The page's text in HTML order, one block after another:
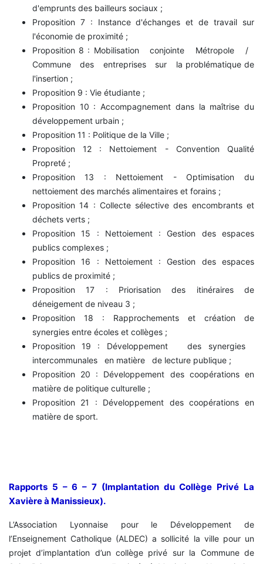
d'emprunts des bailleurs sociaux ;
Proposition 7 : Instance d'échanges et de travail sur
l'économie de proximité ;
Proposition 8 : Mobilisation conjointe Métropole /
Commune des entreprises sur la problématique de
l'insertion ;
Proposition 9 : Vie étudiante ;
Proposition 10 : Accompagnement dans la maîtrise du
développement urbain ;
Proposition 11 : Politique de la Ville ;
Proposition 12 : Nettoiement - Convention Qualité
Propreté ;
Proposition 13 : Nettoiement - Optimisation du
nettoiement des marchés alimentaires et forains ;
Proposition 14 : Collecte sélective des encombrants et
déchets verts ;
Proposition 15 : Nettoiement : Gestion des espaces
publics complexes ;
Proposition 16 : Nettoiement : Gestion des espaces
publics de proximité ;
Proposition 17 : Priorisation des itinéraires de
déneigement de niveau 3 ;
Proposition 18 : Rapprochements et création de
synergies entre écoles et collèges ;
Proposition 19 : Développement des synergies
intercommunales en matière de lecture publique ;
Proposition 20 : Développement des coopérations en
matière de politique culturelle ;
Proposition 21 : Développement des coopérations en
matière de sport.
Rapports 5 – 6 – 7 (Implantation du Collège Privé La
Xavière à Manissieux).
L’Association Lyonnaise pour le Développement de
l’Enseignement Catholique (ALDEC) a sollicité la ville pour un
projet d’implantation d’un collège privé sur la Commune de